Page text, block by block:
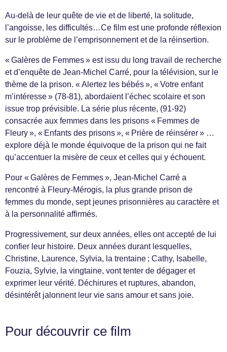
Au-delà de leur quête de vie et de liberté, la solitude,
l’angoisse, les difficultés…Ce film est une profonde réflexion
sur le problème de l’emprisonnement et de la réinsertion.
« Galères de Femmes » est issu du long travail de recherche
et d’enquête de Jean-Michel Carré, pour la télévision, sur le
thème de la prison. « Alertez les bébés », « Votre enfant
m’intéresse » (78-81), abordaient l’échec scolaire et son
issue trop prévisible. La série plus récente, (91-92)
consacrée aux femmes dans les prisons « Femmes de
Fleury », « Enfants des prisons », « Prière de réinsérer » …
explore déjà le monde équivoque de la prison qui ne fait
qu’accentuer la misère de ceux et celles qui y échouent.
Pour « Galères de Femmes », Jean-Michel Carré a
rencontré à Fleury-Mérogis, la plus grande prison de
femmes du monde, sept jeunes prisonnières au caractère et
à la personnalité affirmés.
Progressivement, sur deux années, elles ont accepté de lui
confier leur histoire. Deux années durant lesquelles,
Christine, Laurence, Sylvia, la trentaine ; Cathy, Isabelle,
Fouzia, Sylvie, la vingtaine, vont tenter de dégager et
exprimer leur vérité. Déchirures et ruptures, abandon,
désintérêt jalonnent leur vie sans amour et sans joie.
Pour découvrir ce film